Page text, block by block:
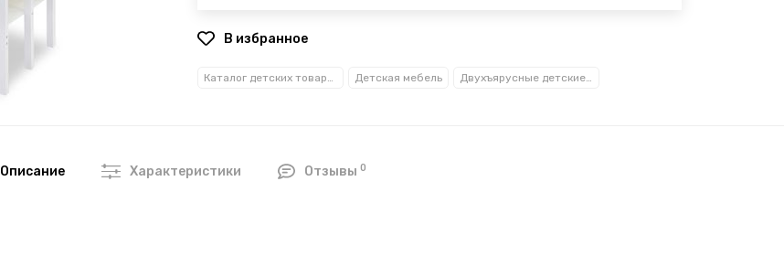
В избранное
Каталог детских товаров Детская мебель Двухъярусные детские кровати
Описание Характеристики Отзывы 0